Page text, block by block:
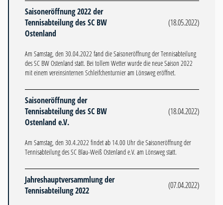
Saisoneröffnung 2022 der
Tennisabteilung des SC BW
Ostenland
(18.05.2022)
Am Samstag, den 30.04.2022 fand die Saisoneröffnung der Tennisabteilung
des SC BW Ostenland statt. Bei tollem Wetter wurde die neue Saison 2022
mit einem vereinsinternen Schleifchenturnier am Lönsweg eröffnet.
Saisoneröffnung der
Tennisabteilung des SC BW
Ostenland e.V.
(18.04.2022)
Am Samstag, den 30.4.2022 findet ab 14.00 Uhr die Saisoneröffnung der
Tennisabteilung des SC Blau-Weiß Ostenland e.V. am Lönsweg statt.
Jahreshauptversammlung der
Tennisabteilung 2022
(07.04.2022)